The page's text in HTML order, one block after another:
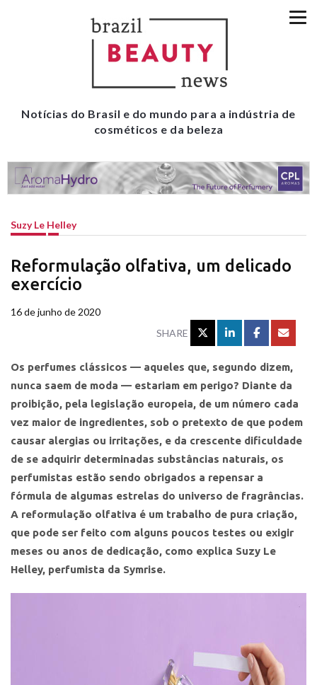
Notícias do Brasil e do mundo para a indústria de
cosméticos e da beleza
Suzy Le Helley
Reformulação olfativa, um delicado
exercício
16 de junho de 2020
SHARE
Os perfumes clássicos — aqueles que, segundo dizem,
nunca saem de moda — estariam em perigo? Diante da
proibição, pela legislação europeia, de um número cada
vez maior de ingredientes, sob o pretexto de que podem
causar alergias ou irritações, e da crescente dificuldade
de se adquirir determinadas substâncias naturais, os
perfumistas estão sendo obrigados a repensar a
fórmula de algumas estrelas do universo de fragrâncias.
A reformulação olfativa é um trabalho de pura criação,
que pode ser feito com alguns poucos testes ou exigir
meses ou anos de dedicação, como explica Suzy Le
Helley, perfumista da Symrise.